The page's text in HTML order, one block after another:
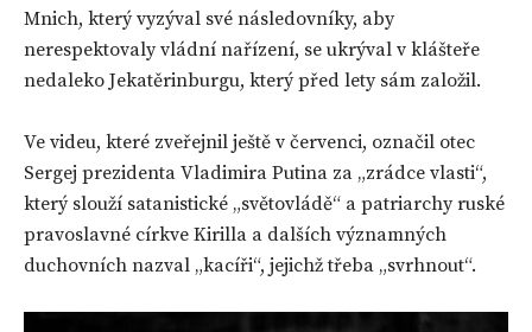
Mnich, který vyzýval své následovníky, aby
nerespektovaly vládní nařízení, se ukrýval v klášteře
nedaleko Jekatěrinburgu, který před lety sám založil.
Ve videu, které zveřejnil ještě v červenci, označil otec
Sergej prezidenta Vladimira Putina za „zrádce vlasti“,
který slouží satanistické „světovládě“ a patriarchy ruské
pravoslavné církve Kirilla a dalších významných
duchovních nazval „kacíři“, jejichž třeba „svrhnout“.